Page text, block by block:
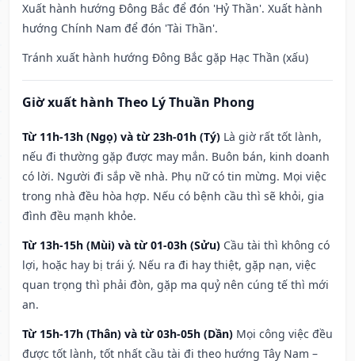
Xuất hành hướng Đông Bắc để đón 'Hỷ Thần'. Xuất hành
hướng Chính Nam để đón 'Tài Thần'.
Tránh xuất hành hướng Đông Bắc gặp Hạc Thần (xấu)
Giờ xuất hành Theo Lý Thuần Phong
Từ 11h-13h (Ngọ) và từ 23h-01h (Tý) Là giờ rất tốt lành,
nếu đi thường gặp được may mắn. Buôn bán, kinh doanh
có lời. Người đi sắp về nhà. Phụ nữ có tin mừng. Mọi việc
trong nhà đều hòa hợp. Nếu có bệnh cầu thì sẽ khỏi, gia
đình đều mạnh khỏe.
Từ 13h-15h (Mùi) và từ 01-03h (Sửu) Cầu tài thì không có
lợi, hoặc hay bị trái ý. Nếu ra đi hay thiệt, gặp nạn, việc
quan trọng thì phải đòn, gặp ma quỷ nên cúng tế thì mới
an.
Từ 15h-17h (Thân) và từ 03h-05h (Dần) Mọi công việc đều
được tốt lành, tốt nhất cầu tài đi theo hướng Tây Nam –